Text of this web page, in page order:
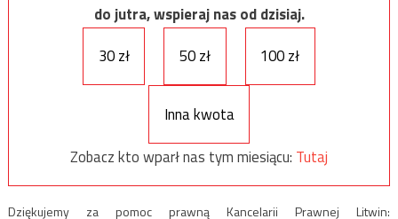
do jutra, wspieraj nas od dzisiaj.
30 zł
50 zł 100 zł
Inna kwota
Zobacz kto wparł nas tym miesiącu: Tutaj
Dziękujemy za pomoc prawną Kancelarii Prawnej Litwin: